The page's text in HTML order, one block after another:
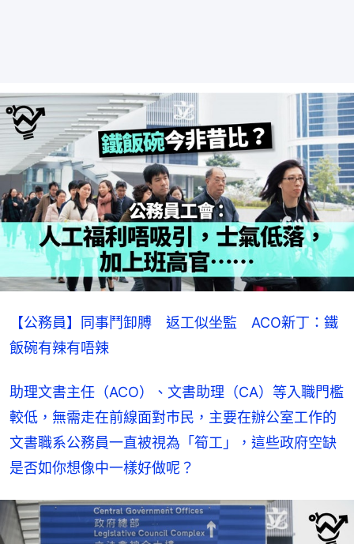
【公務員】同事鬥卸膊　返工似坐監　ACO新丁：鐵
飯碗有辣有唔辣
助理文書主任（ACO）、文書助理（CA）等入職門檻
較低，無需走在前線面對巿民，主要在辦公室工作的
文書職系公務員一直被視為「筍工」，這些政府空缺
是否如你想像中一樣好做呢？